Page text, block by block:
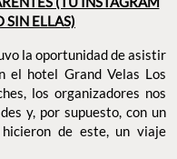
SIN ELLAS)
la oportunidad de asistir
el hotel Grand Velas Los
los organizadores nos
y, por supuesto, con un
de este, un viaje